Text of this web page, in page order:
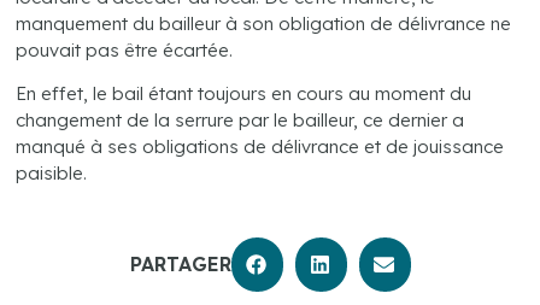
manquement du bailleur à son obligation de délivrance ne
pouvait pas être écartée.
En effet, le bail étant toujours en cours au moment du
changement de la serrure par le bailleur, ce dernier a
manqué à ses obligations de délivrance et de jouissance
paisible.
PARTAGER